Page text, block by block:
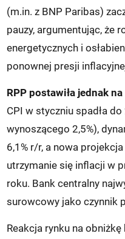
(m.in. z BNP Paribas)
pauzy, argumentując, że
energetycznych i
ponownej presji
RPP postawiła jednak
CPI w styczniu spadła
wynoszącego 2,5%),
6,1% r/r, a nowa
utrzymanie się inflacji w
roku. Bank centralny
surowcowy jako czynnik
Reakcja rynku na obniżkę